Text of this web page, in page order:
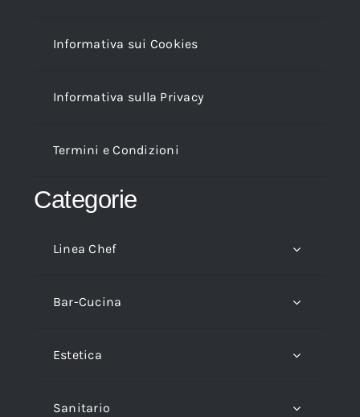
Informativa sui Cookies
Informativa sulla Privacy
Termini e Condizioni
Categorie
Linea Chef
Bar-Cucina
Estetica
Sanitario